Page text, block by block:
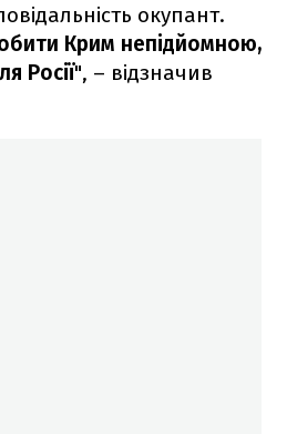
окупант.
Крим непідйомною,
Росії", – відзначив